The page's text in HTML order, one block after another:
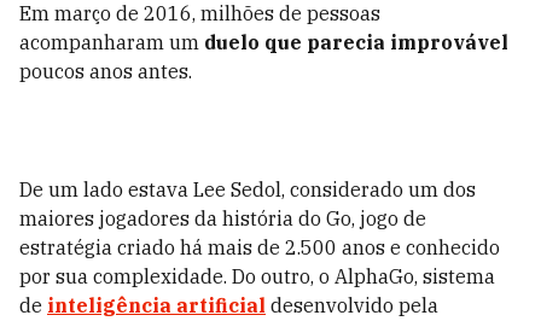
Em março de 2016, milhões de pessoas
acompanharam um duelo que parecia improvável
poucos anos antes.
De um lado estava Lee Sedol, considerado um dos
maiores jogadores da história do Go, jogo de
estratégia criado há mais de 2.500 anos e conhecido
por sua complexidade. Do outro, o AlphaGo, sistema
de inteligência artificial desenvolvido pela